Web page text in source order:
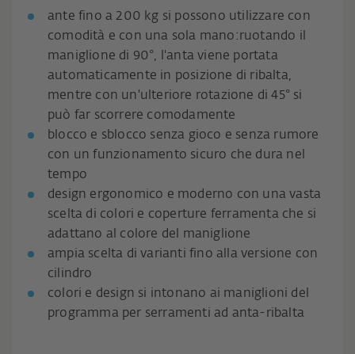
ante fino a 200 kg si possono utilizzare con
comodità e con una sola mano:ruotando il
maniglione di 90°, l'anta viene portata
automaticamente in posizione di ribalta,
mentre con un'ulteriore rotazione di 45° si
può far scorrere comodamente
blocco e sblocco senza gioco e senza rumore
con un funzionamento sicuro che dura nel
tempo
design ergonomico e moderno con una vasta
scelta di colori e coperture ferramenta che si
adattano al colore del maniglione
ampia scelta di varianti fino alla versione con
cilindro
colori e design si intonano ai maniglioni del
programma per serramenti ad anta-ribalta